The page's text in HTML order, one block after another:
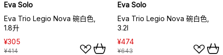
Eva Solo
Eva Trio Legio Nova 碗白色,
1.8升
¥305
¥414
Eva Solo
Eva Trio Legio Nova 碗白色,
3.2l
¥474
¥643